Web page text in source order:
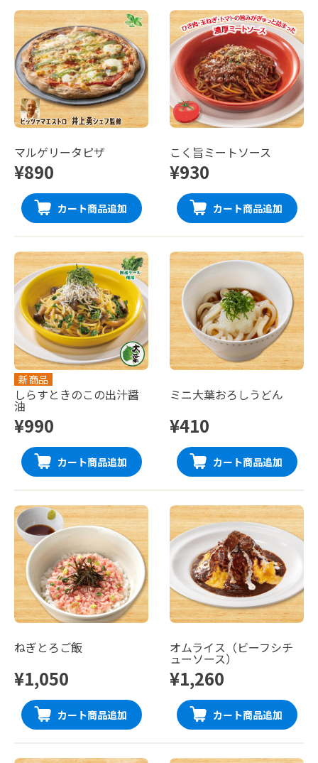
マルゲリータピザ
¥890
カート商品追加
こく旨ミートソース
¥930
カート商品追加
新商品
しらすときのこの出汁醤
油
¥990
カート商品追加
ミニ大葉おろしうどん
¥410
カート商品追加
ねぎとろご飯
¥1,050
カート商品追加
オムライス（ビーフシチ
ューソース）
¥1,260
カート商品追加